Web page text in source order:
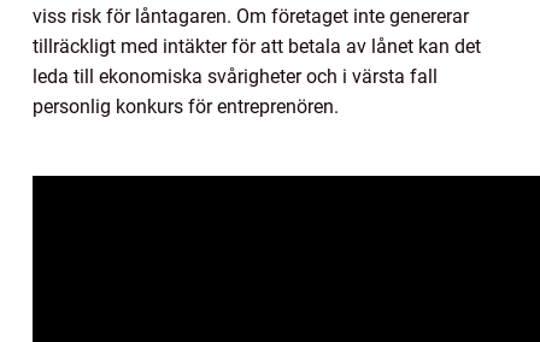
viss risk för låntagaren. Om företaget inte genererar
tillräckligt med intäkter för att betala av lånet kan det
leda till ekonomiska svårigheter och i värsta fall
personlig konkurs för entreprenören.